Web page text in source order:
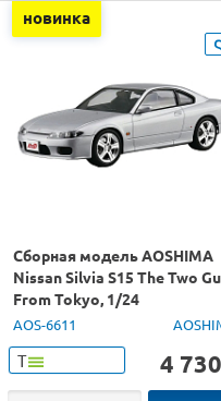
новинка
Сборная модель AOSHIMA
Nissan Silvia S15 The Two
From Tokyo, 1/24
AOS-6611
Т 4 730